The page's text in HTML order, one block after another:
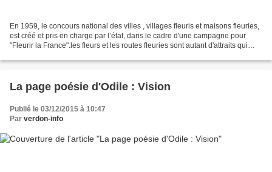
En 1959, le concours national des villes , villages fleuris et maisons fleuries,
est créé et pris en charge par l’état, dans le cadre d'une campagne pour
"Fleurir la France".les fleurs et les routes fleuries sont autant d'attraits qui
La page poésie d'Odile : Vision
Publié le 03/12/2015 à 10:47
Par verdon-info